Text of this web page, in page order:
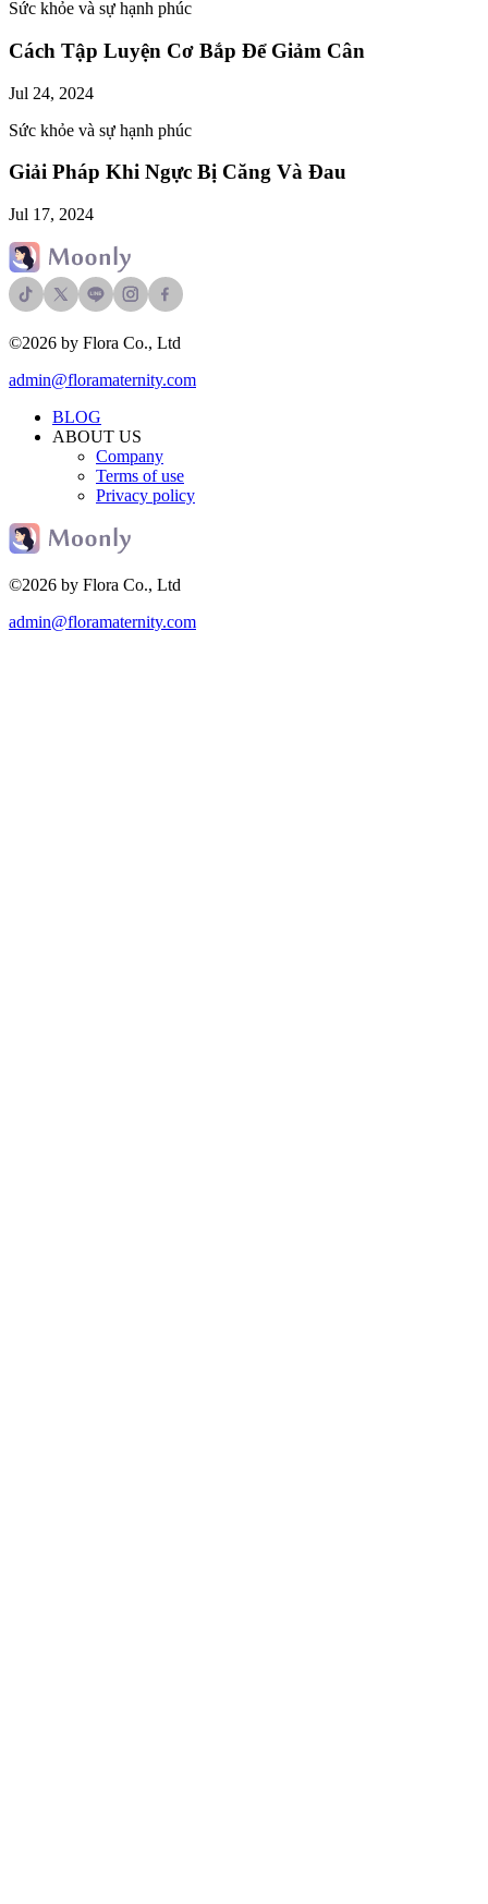
Sức khỏe và sự hạnh phúc
Cách Tập Luyện Cơ Bắp Để Giảm Cân
Jul 24, 2024
Sức khỏe và sự hạnh phúc
Giải Pháp Khi Ngực Bị Căng Và Đau
Jul 17, 2024
©2026 by Flora Co., Ltd
admin@floramaternity.com
BLOG
ABOUT US
Company
Terms of use
Privacy policy
©2026 by Flora Co., Ltd
admin@floramaternity.com